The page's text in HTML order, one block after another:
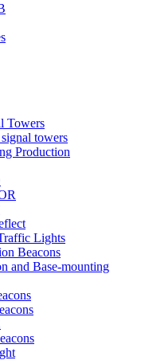
Towers
towers
Production
Lights
Beacons
and Base-mounting